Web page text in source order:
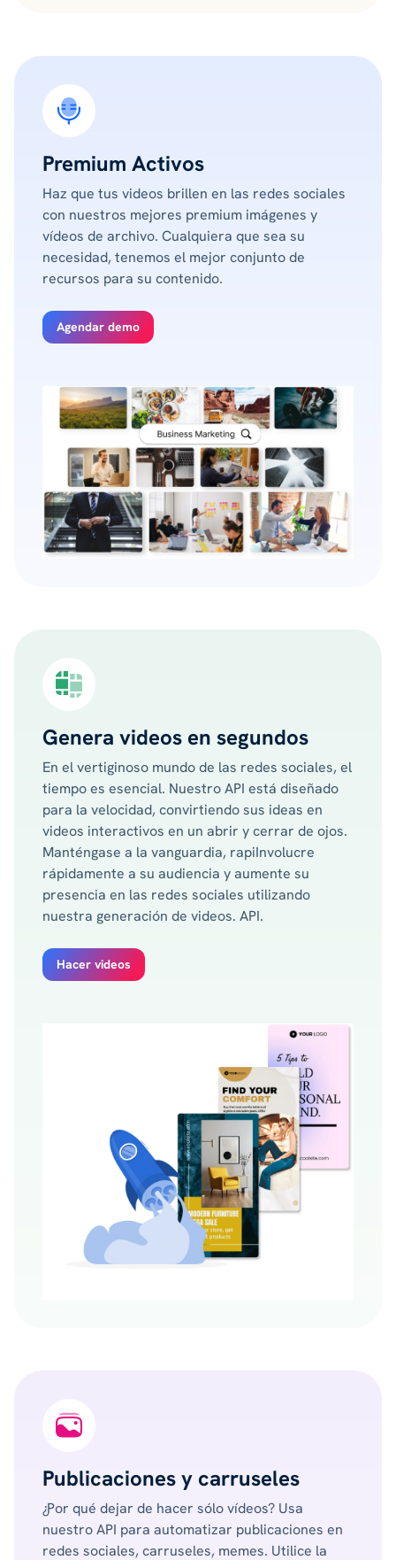
Premium Activos
Haz que tus videos brillen en las redes sociales
con nuestros mejores premium imágenes y
vídeos de archivo. Cualquiera que sea su
necesidad, tenemos el mejor conjunto de
recursos para su contenido.
Agendar demo
Genera videos en segundos
En el vertiginoso mundo de las redes sociales, el
tiempo es esencial. Nuestro API está diseñado
para la velocidad, convirtiendo sus ideas en
videos interactivos en un abrir y cerrar de ojos.
Manténgase a la vanguardia, rapiInvolucre
rápidamente a su audiencia y aumente su
presencia en las redes sociales utilizando
nuestra generación de videos. API.
Hacer videos
Publicaciones y carruseles
¿Por qué dejar de hacer sólo vídeos? Usa
nuestro API para automatizar publicaciones en
redes sociales, carruseles, memes. Utilice la